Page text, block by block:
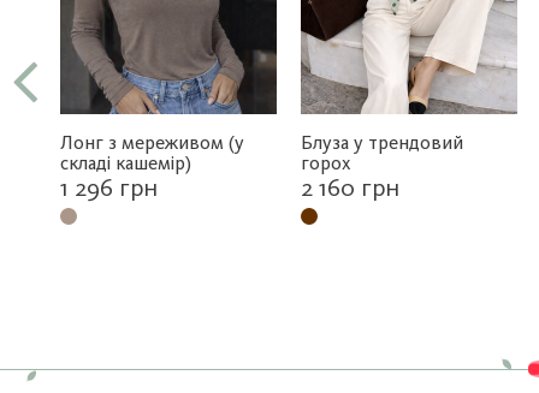
Лонг з мереживом (у
складі кашемір)
1 296 грн
Блуза у трендовий
горох
2 160 грн